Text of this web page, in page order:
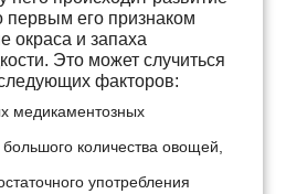
первым его признаком
окраса и запаха
Это может случиться
факторов:
медикаментозных
количества овощей,
употребления